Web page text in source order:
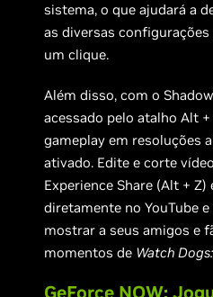
sistema, o que ajudará a
as diversas
um clique.
Além disso, com o
acessado pelo atalho Alt
gameplay em resoluções
ativado. Edite e corte
Experience Share (Alt + Z)
diretamente no YouTube
mostrar a seus amigos e
momentos de Watch